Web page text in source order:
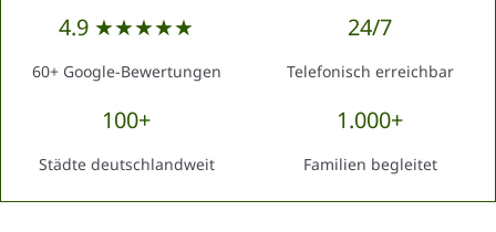
4.9 ★★★★★
60+ Google-Bewertungen
24/7
Telefonisch erreichbar
100+
Städte deutschlandweit
1.000+
Familien begleitet